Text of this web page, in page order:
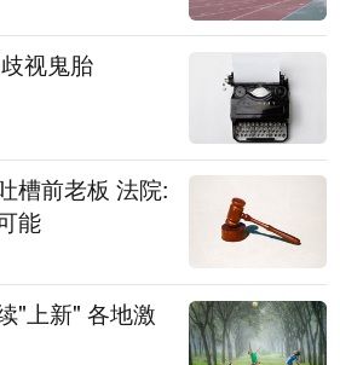
视鬼胎
槽前老板 法院:
能
"上新" 各地激